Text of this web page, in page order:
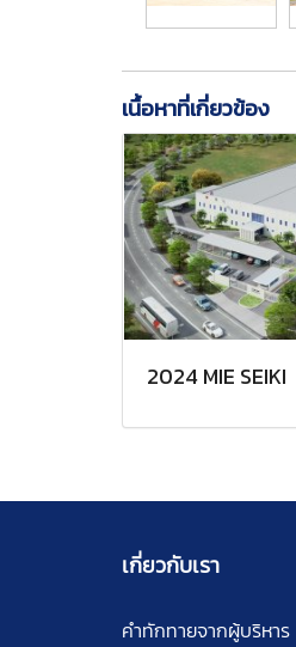
เนื้อหาที่เกี่ยวข้อง
2024 MIE SEIKI
เกี่ยวกับเรา
คำทักทายจากผู้บริหาร